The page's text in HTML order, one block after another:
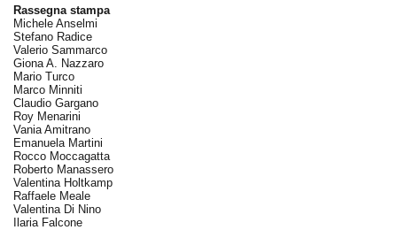
Rassegna stampa
Michele Anselmi
Stefano Radice
Valerio Sammarco
Giona A. Nazzaro
Mario Turco
Marco Minniti
Claudio Gargano
Roy Menarini
Vania Amitrano
Emanuela Martini
Rocco Moccagatta
Roberto Manassero
Valentina Holtkamp
Raffaele Meale
Valentina Di Nino
Ilaria Falcone